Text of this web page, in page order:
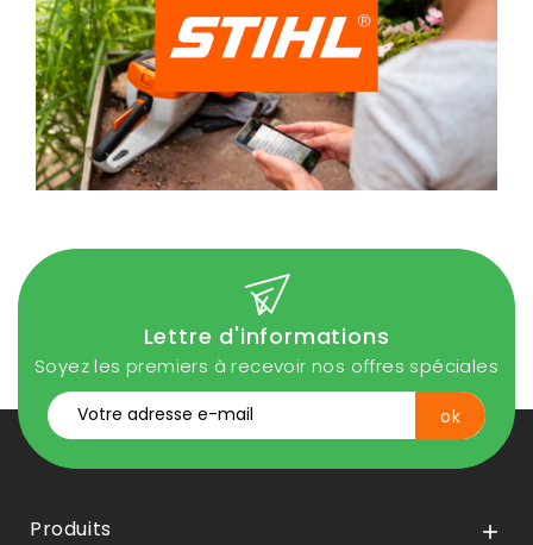
Lettre d'informations
Soyez les premiers à recevoir nos offres spéciales
Produits 